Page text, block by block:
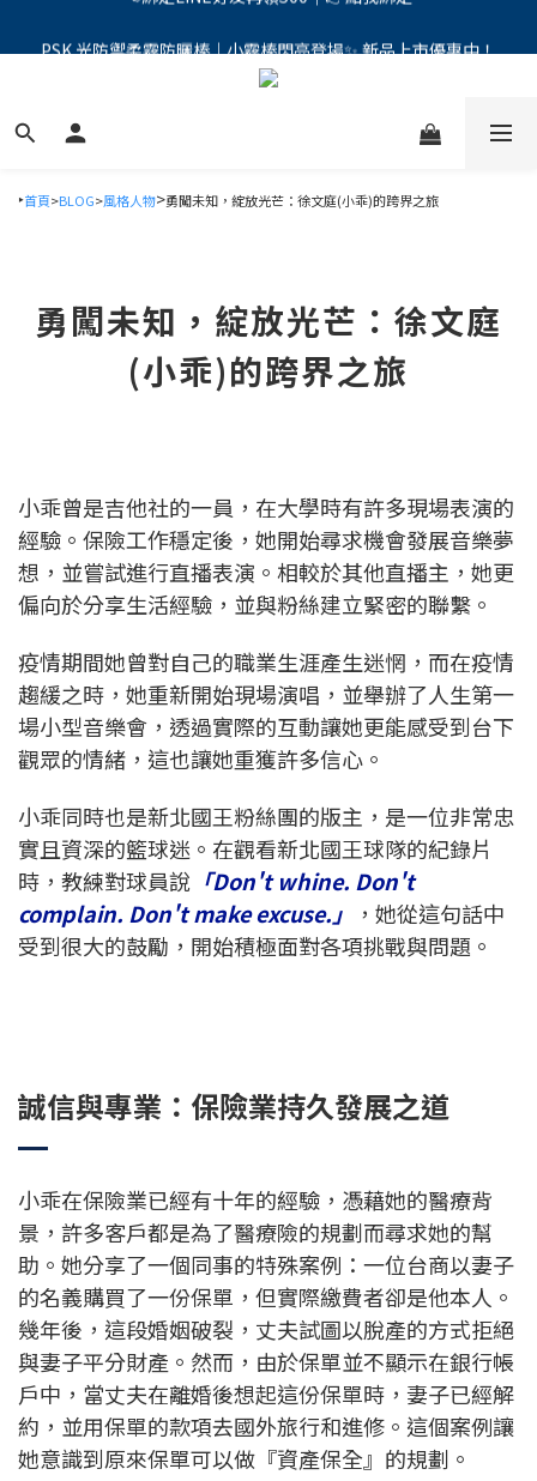
新客首次下單>>加入會員現折100元
PSK 光防禦柔霧防曬棒｜小霧棒閃亮登場✨ 新品上市優惠中！
‣首頁>BLOG>風格人物>勇闖未知，綻放光芒：徐文庭(小乖)的跨界之旅
勇闖未知，綻放光芒：徐文庭
(小乖)的跨界之旅
小乖曾是吉他社的一員，在大學時有許多現場表演的
經驗。保險工作穩定後，她開始尋求機會發展音樂夢
想，並嘗試進行直播表演。相較於其他直播主，她更
偏向於分享生活經驗，並與粉絲建立緊密的聯繫。
疫情期間她曾對自己的職業生涯產生迷惘，而在疫情
趨緩之時，她重新開始現場演唱，並舉辦了人生第一
場小型音樂會，透過實際的互動讓她更能感受到台下
觀眾的情緒，這也讓她重獲許多信心。
小乖同時也是新北國王粉絲團的版主，是一位非常忠
實且資深的籃球迷。在觀看新北國王球隊的紀錄片
時，教練對球員說 「Don't whine. Don't
complain. Don't make excuse.」
，她從這句話中
受到很大的鼓勵，開始積極面對各項挑戰與問題。
誠信與專業：保險業持久發展之道
小乖在保險業已經有十年的經驗，憑藉她的醫療背
景，許多客戶都是為了醫療險的規劃而尋求她的幫
助。她分享了一個同事的特殊案例：一位台商以妻子
的名義購買了一份保單，但實際繳費者卻是他本人。
幾年後，這段婚姻破裂，丈夫試圖以脫產的方式拒絕
與妻子平分財產。然而，由於保單並不顯示在銀行帳
戶中，當丈夫在離婚後想起這份保單時，妻子已經解
約，並用保單的款項去國外旅行和進修。這個案例讓
她意識到原來保單可以做『資產保全』的規劃。